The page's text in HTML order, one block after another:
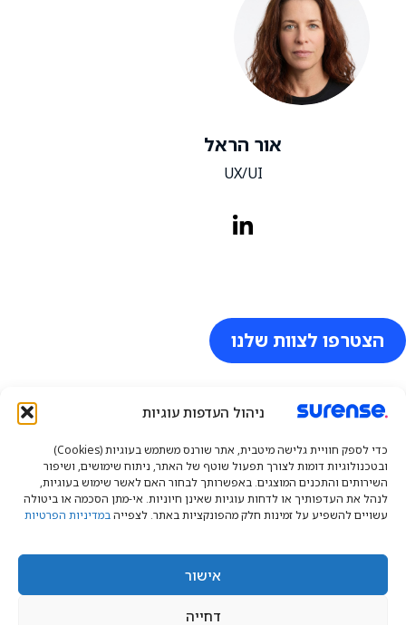
ניהול העדפות עוגיות
כדי לספק חוויית גלישה מיטבית, אתר שורנס משתמש בעוגיות (Cookies)
ובטכנולוגיות דומות לצורך תפעול שוטף של האתר, ניתוח שימושים, ושיפור
השירותים והתכנים המוצגים. באפשרותך לבחור האם לאשר שימוש בעוגיות,
לנהל את העדפותיך או לדחות עוגיות שאינן חיוניות. אי-מתן הסכמה או ביטולה
עשויים להשפיע על זמינות חלק מהפונקציות באתר. לצפייהבמדיניות הפרטיות
אישור
דחייה
אור הראל
UX/UI
הצטרפו לצוות שלנו